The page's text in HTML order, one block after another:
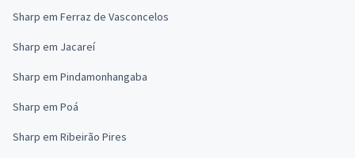
Sharp em Ferraz de Vasconcelos
Sharp em Jacareí
Sharp em Pindamonhangaba
Sharp em Poá
Sharp em Ribeirão Pires